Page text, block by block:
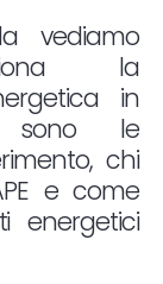
vediamo
la
in
sono le
chi
e come
energetici